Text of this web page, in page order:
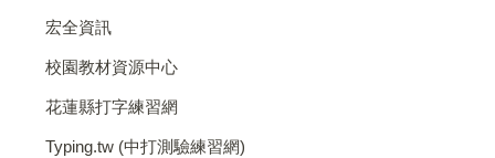
宏全資訊
校園教材資源中心
花蓮縣打字練習網
Typing.tw (中打測驗練習網)